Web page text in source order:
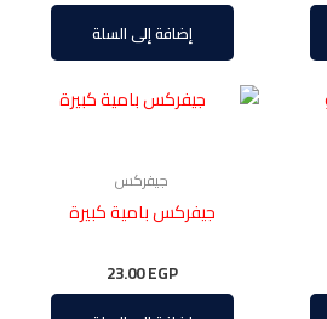
إضافة إلى السلة
جيفركس
جيفركس بامية كبيرة
23.00EGP